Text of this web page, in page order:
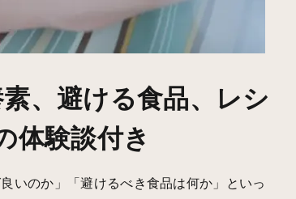
、避ける食品、レシ
体験談付き
いのか」「避けるべき食品は何か」といっ